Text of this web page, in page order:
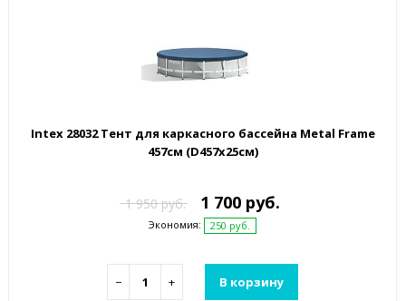
Intex 28032 Тент для каркасного бассейна Metal Frame
457см (D457х25см)
1 950 руб. 1 700 руб.
Экономия: 250 руб.
− + В корзину